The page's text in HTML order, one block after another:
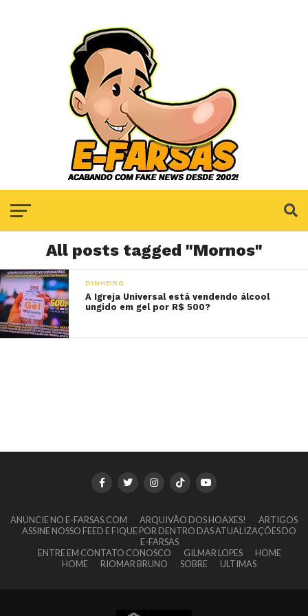
All posts tagged "Mornos"
DINHEIRO
A Igreja Universal está vendendo álcool
ungido em gel por R$ 500?
ANUNCIE NO E-FARSAS.COM ARQUIVÃO DOS HOAXES!
ARTIGOS
ASSINE NOSSO FEED E FIQUE POR DENTRO DAS ATUALIZAÇÕES DO
E-FARSAS
ENTRE EM CONTATO CONOSCO
GILMAR LOPES
HOME
HOME
RIOMAR BRUNO SOBRE ULTIMAS